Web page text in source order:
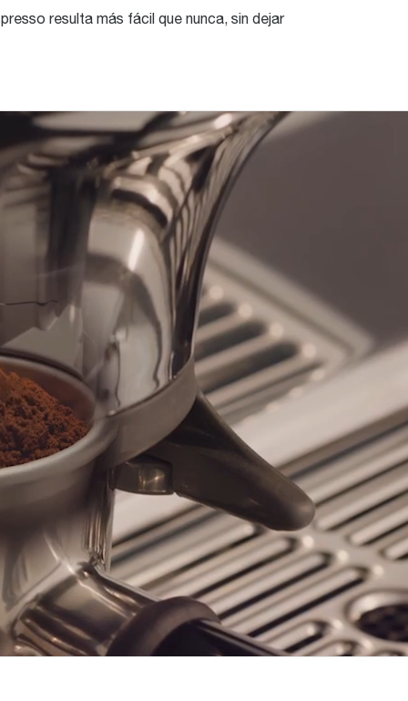
resulta más fácil que nunca, sin dejar